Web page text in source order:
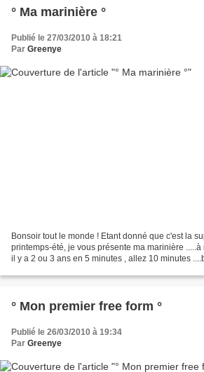
° Ma marinière °
Publié le 27/03/2010 à 18:21
Par Greenye
Bonsoir tout le monde ! Etant donné que c'est la
printemps-été, je vous présente ma marinière
il y a 2 ou 3 ans en 5 minutes , allez 10 minutes
° Mon premier free form °
Publié le 26/03/2010 à 19:34
Par Greenye